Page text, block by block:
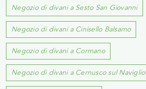
Negozio di divani a Sesto San Giovanni
Negozio di divani a Cinisello Balsamo
Negozio di divani a Cormano
Negozio di divani a Cernusco sul Naviglio